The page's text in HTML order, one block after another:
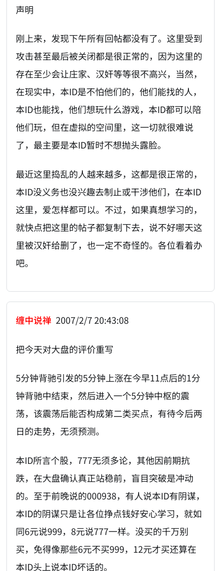
声明
刚上来，发现下午所有回帖都没有了。这里受到
攻击甚至最后被关闭都是很正常的，因为这里的
存在至少会让庄家、汉奸等等很不高兴，当然，
在现实中，本ID是不怕他们的，他们能找的人，
本ID也能找，他们想玩什么游戏，本ID都可以陪
他们玩，但在虚拟的空间里，这一切就很难说
了，最主要是本ID暂时不想抛头露脸。
最近这里捣乱的人越来越多，这都是很正常的，
本ID没义务也没兴趣去制止或干涉他们，在本ID
这里，爱怎样都可以。不过，如果真想学习的，
就快点把这里的帖子都复制下去，说不好哪天这
里被汉奸给删了，也一定不奇怪的。各位看着办
吧。
缠中说禅 2007/2/7 20:43:08
把今天对大盘的评价重写
5分钟背驰引发的5分钟上涨在今早11点后的1分
钟背驰中结束，然后进入一个5分钟中枢的震
荡，该震荡后能否构成第二类买点，有待今后两
日的走势，无须预测。
本ID所言个股，777无须多论，其他因前期抗
跌，在大盘确认真正站稳前，盲目突破是冲动
的。至于前晚说的000938，有人说本ID有阴谋，
本ID的阴谋只是让各位挣点钱好安心学习，就如
同6元说999，8元说777一样。没买的千万别
买，免得像那些6元不买999，12元才买还算在
本ID头上说本ID坏话的。